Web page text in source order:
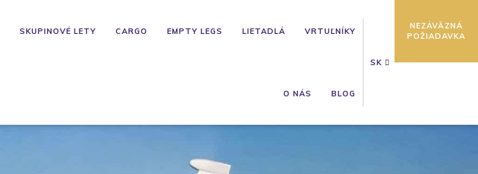
SKUPINOVÉ LETY CARGO EMPTY LEGS LIETADLÁ VRTUĽNÍKY
O NÁS BLOG
NEZÁVÄZNÁ
POŽIADAVKA
SK